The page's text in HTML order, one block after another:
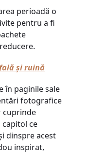
perioadă o
pentru a fi
și ruină
în paginile sale
fotografice
cuprinde
ce
dinspre acest
inspirat,